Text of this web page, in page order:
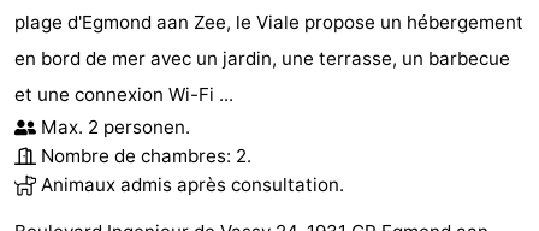
Stationnement
Adresses
Médicales
Région
Hollande-
Septentrionale
-
plage d'Egmond aan Zee, le Viale propose un hébergement
en bord de mer avec un jardin, une terrasse, un barbecue
et une connexion Wi-Fi ...
Max. 2 personen.
Nombre de chambres: 2.
Animaux admis après consultation.